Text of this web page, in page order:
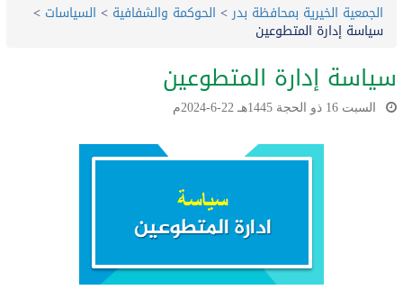
الجمعية الخيرية بمحافظة بدر> الحوكمة والشفافية > السياسات >
سياسة إدارة المتطوعين
سياسة إدارة المتطوعين
السبت 16 ذو الحجة 1445هـ 22-6-2024م